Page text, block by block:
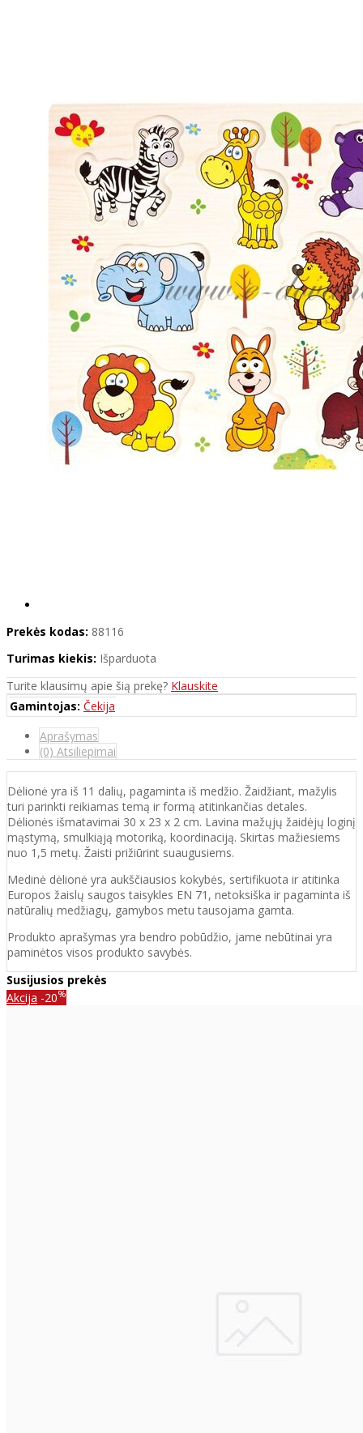
Prekės kodas: 88116
Turimas kiekis: Išparduota
Turite klausimų apie šią prekę? Klauskite
Gamintojas: Čekija
Aprašymas
(0) Atsiliepimai
Dėlionė yra iš 11 dalių, pagaminta iš medžio. Žaidžiant, mažylis
turi parinkti reikiamas temą ir formą atitinkančias detales.
Dėlionės išmatavimai 30 x 23 x 2 cm. Lavina mažųjų žaidėjų loginį
mąstymą, smulkiąją motoriką, koordinaciją. Skirtas mažiesiems
nuo 1,5 metų. Žaisti prižiūrint suaugusiems.
Medinė dėlionė yra aukščiausios kokybės, sertifikuota ir atitinka
Europos žaislų saugos taisykles EN 71, netoksiška ir pagaminta iš
natūralių medžiagų, gamybos metu tausojama gamta.
Produkto aprašymas yra bendro pobūdžio, jame nebūtinai yra
paminėtos visos produkto savybės.
Susijusios prekės
Akcija -20%